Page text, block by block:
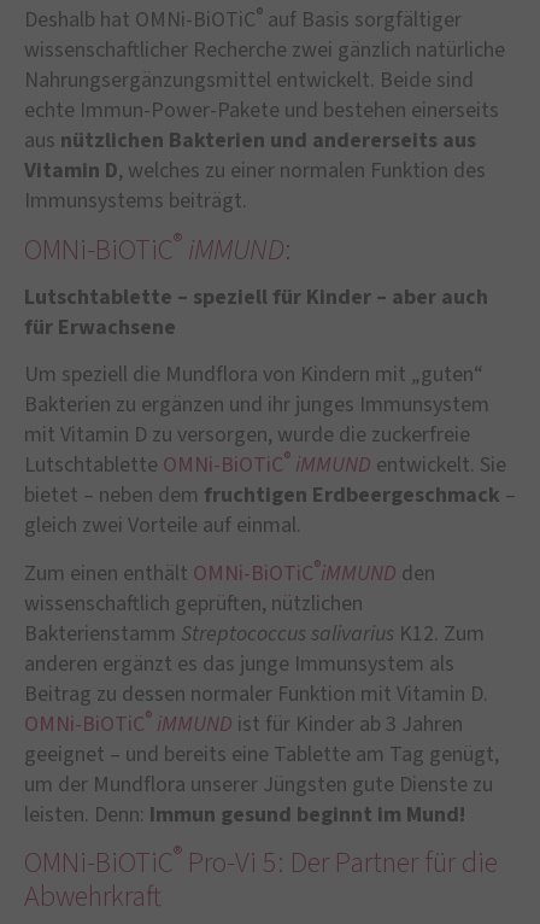
Deshalb hat OMNi-BiOTiC® auf Basis sorgfältiger
wissenschaftlicher Recherche zwei gänzlich natürliche
Nahrungsergänzungsmittel entwickelt. Beide sind
echte Immun-Power-Pakete und bestehen einerseits
aus nützlichen Bakterien und andererseits aus
Vitamin D, welches zu einer normalen Funktion des
Immunsystems beiträgt.
OMNi-BiOTiC® iMMUND:
Lutschtablette – speziell für Kinder – aber auch
für Erwachsene
Um speziell die Mundflora von Kindern mit „guten“
Bakterien zu ergänzen und ihr junges Immunsystem
mit Vitamin D zu versorgen, wurde die zuckerfreie
Lutschtablette OMNi-BiOTiC® iMMUND entwickelt. Sie
bietet – neben dem fruchtigen Erdbeergeschmack –
gleich zwei Vorteile auf einmal.
Zum einen enthält OMNi-BiOTiC®iMMUND den
wissenschaftlich geprüften, nützlichen
Bakterienstamm Streptococcus salivarius K12. Zum
anderen ergänzt es das junge Immunsystem als
Beitrag zu dessen normaler Funktion mit Vitamin D.
OMNi-BiOTiC® iMMUND ist für Kinder ab 3 Jahren
geeignet – und bereits eine Tablette am Tag genügt,
um der Mundflora unserer Jüngsten gute Dienste zu
leisten. Denn: Immun gesund beginnt im Mund!
OMNi-BiOTiC® Pro-Vi 5: Der Partner für die
Abwehrkraft